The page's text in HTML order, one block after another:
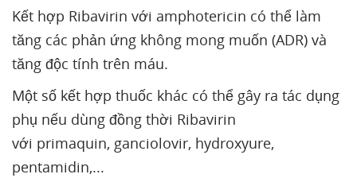
Kết hợp Ribavirin với amphotericin có thể làm
tăng các phản ứng không mong muốn (ADR) và
tăng độc tính trên máu.
Một số kết hợp thuốc khác có thể gây ra tác dụng
phụ nếu dùng đồng thời Ribavirin
với primaquin, ganciolovir, hydroxyure,
pentamidin,...